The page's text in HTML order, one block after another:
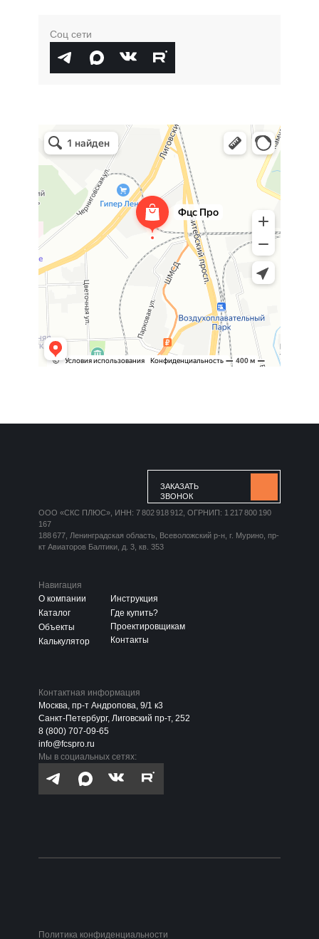
Соц сети
Навигация
О компании
Каталог
Объекты
Калькулятор
Инструкция
Где купить?
Проектировщикам
Контакты
Контактная информация
Москва, пр-т Андропова, 9/1 к3
Санкт-Петербург, Лиговский пр-т, 252
8 (800) 707-09-65
info@fcspro.ru
Мы в социальных сетях:
ЗАКАЗАТЬ
ЗВОНОК
ООО «СКС ПЛЮС», ИНН: 7 802 918 912, ОГРНИП: 1 217 800 190
167
188 677, Ленинградская область, Всеволожский р-н, г. Мурино, пр-
кт Авиаторов Балтики, д. 3, кв. 353
Политика конфиденциальности